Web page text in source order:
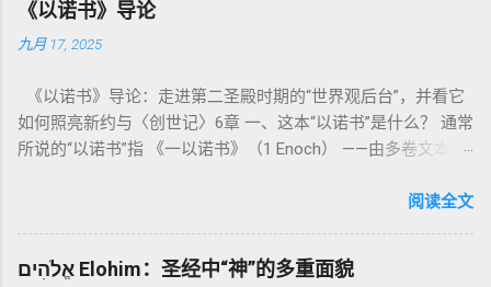
整卷书的中心神学。希伯来文“קָדוֹשׁ”（kadosh）不仅意味着道
德上的圣洁，更意味着“分别出来”、“归属于神”。 《利未记》教
中活出“圣洁”。圣洁不仅是内心态度，更是生活方式。 二、献
祭制度：与神相交的通道 前七章详细描述五种祭： 燔祭
（olah）：全然献上，象征奉献与赎罪； 素祭 （minchah）：
团契的象征； 赎罪祭 （chatat）：针对无意之罪的遮盖； 赎愆
祭 （asham）：针对特定罪行的赔偿与赎回。 这些制度不是单
纯宗教仪式，而是 神提供给罪人恢复关系的方式 。 希伯来文
《以诺书》导论
九月 17, 2025
《以诺书》导论：走进第二圣殿时期的“世界观后台”，并看它
如何照亮新约与〈创世记〉6章 一、这本“以诺书”是什么？ 通常
所说的“以诺书”指 《一以诺书》（1 Enoch） ——由多卷文本构
世纪），虽不在犹太/基督教主流正典之内（ 埃塞俄比亚正教
吉兹语（埃塞俄比亚语） 保存， 死海古卷 出土了多份 阿拉姆
语 残卷，另有 希腊文 片段，显示其广泛流传。 《一以诺书》
阅读全文
אֱלֹהִים Elohim：圣经中“神”的多重面貌